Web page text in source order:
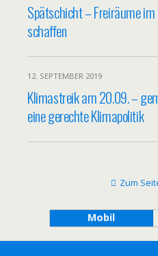
Spätschicht – Freiräume
schaffen
12. SEPTEMBER 2019
Klimastreik am 20.09. –
eine gerechte Klimapolitik
Zum
Mobil